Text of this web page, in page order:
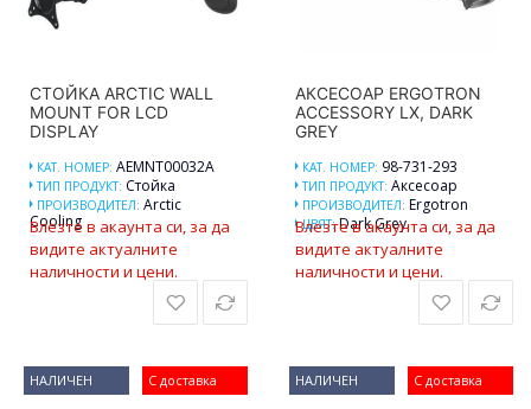
СТОЙКА ARCTIC WALL
MOUNT FOR LCD
DISPLAY
КАТ. НОМЕР: AEMNT00032A
ТИП ПРОДУКТ: Стойка
ПРОИЗВОДИТЕЛ: Arctic
Cooling
Влезте в акаунта си, за да
видите актуалните
наличности и цени.
АКСЕСОАР ERGOTRON
ACCESSORY LX, DARK
GREY
КАТ. НОМЕР: 98-731-293
ТИП ПРОДУКТ: Аксесоар
ПРОИЗВОДИТЕЛ: Ergotron
ЦВЯТ:Dark Grey
Влезте в акаунта си, за да
видите актуалните
наличности и цени.
С доставка
НАЛИЧЕН С доставка
НАЛИЧЕН